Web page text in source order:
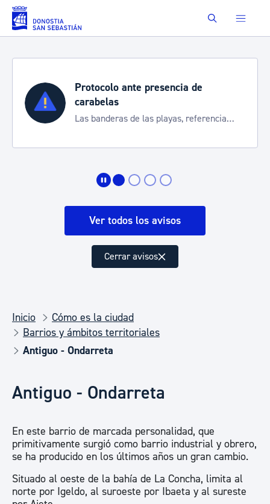
Saltar al contenido principal Buscar
ante presencia de
de las playas, referencia
de
Ver todos los avisos
Cerrar avisos
Inicio
Cómo es la ciudad
Barrios y ámbitos territoriales
Antiguo - Ondarreta
Antiguo - Ondarreta
En este barrio de marcada personalidad, que
primitivamente surgió como barrio industrial y obrero,
se ha producido en los últimos años un gran cambio.
Situado al oeste de la bahía de La Concha, limita al
norte por Igeldo, al suroeste por Ibaeta y al sureste